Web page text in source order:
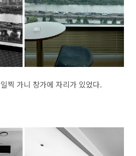
찍 가니 창가에 자리가 있었다.